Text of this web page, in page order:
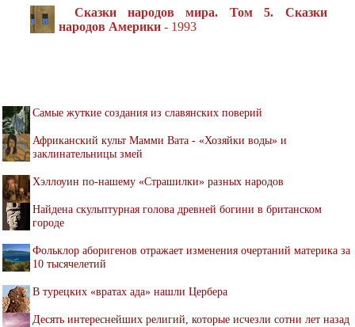
Сказки народов мира. Том 5. Сказки
народов Америки- 1993
Самые жуткие создания из славянских поверий
Африканский культ Мамми Вата - «Хозяйки воды» и
заклинательницы змей
Хэллоуин по-нашему «Страшилки» разных народов
Найдена скульптурная голова древней богини в британском
городе
Фольклор аборигенов отражает изменения очертаний материка за
10 тысячелетий
В турецких «вратах ада» нашли Цербера
Десять интереснейших религий, которые исчезли сотни лет назад